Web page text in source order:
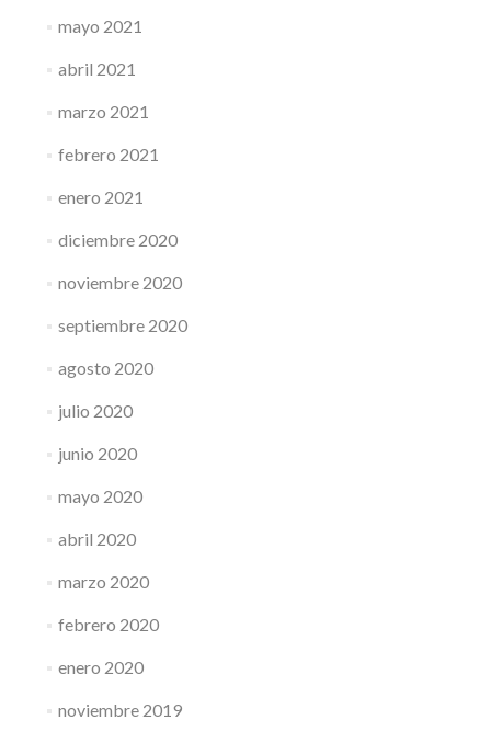
mayo 2021
abril 2021
marzo 2021
febrero 2021
enero 2021
diciembre 2020
noviembre 2020
septiembre 2020
agosto 2020
julio 2020
junio 2020
mayo 2020
abril 2020
marzo 2020
febrero 2020
enero 2020
noviembre 2019